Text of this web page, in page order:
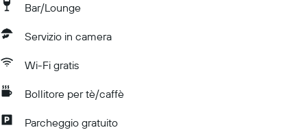
Bar/Lounge
Servizio in camera
Wi-Fi gratis
Bollitore per tè/caffè
Parcheggio gratuito